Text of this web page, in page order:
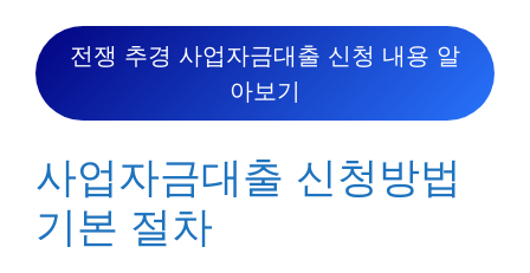
전쟁 추경 사업자금대출 신청 내용 알
아보기
사업자금대출 신청방법
기본 절차